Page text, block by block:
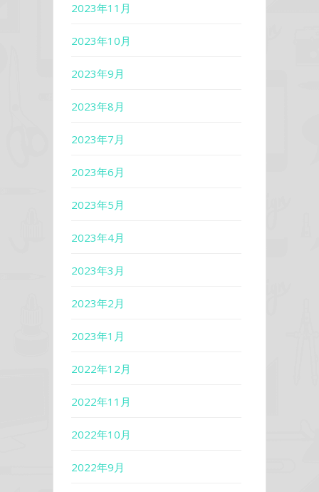
2023年11月
2023年10月
2023年9月
2023年8月
2023年7月
2023年6月
2023年5月
2023年4月
2023年3月
2023年2月
2023年1月
2022年12月
2022年11月
2022年10月
2022年9月